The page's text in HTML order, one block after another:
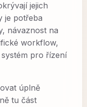
jejich
je potřeba
návaznost na
workflow,
pro řízení
úplně
tu část